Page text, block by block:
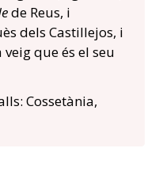
de Reus, i
dels Castillejos, i
veig que és el seu
Cossetània,